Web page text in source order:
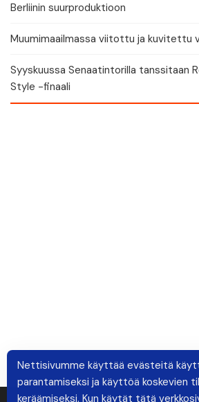
Berliinin suurproduktioon
Muumimaailmassa viitottu ja kuvitettu
Syyskuussa Senaatintorilla tanssitaan
Style -finaali
Nettisivumme käyttää evästeitä
parantamiseksi ja käyttöä koskevien
keräämiseksi. Kun käytät tätä